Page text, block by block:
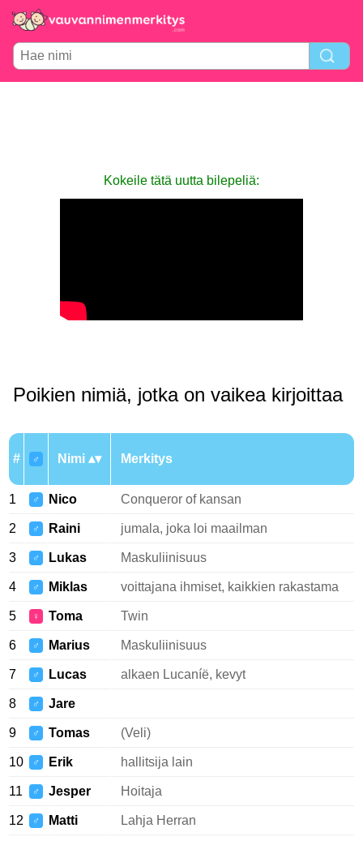
Kokeile tätä uutta bilepeliä:
Poikien nimiä, jotka on vaikea kirjoittaa
# ♂ Nimi Merkitys
1 ♂ Nico Conqueror of kansan
2 ♂ Raini jumala, joka loi maailman
3 ♂ Lukas Maskuliinisuus
4 ♂ Miklas voittajana ihmiset, kaikkien rakastama
5 ♀ Toma Twin
6 ♂ Marius Maskuliinisuus
7 ♂ Lucas alkaen Lucaníë, kevyt
8 ♂ Jare
9 ♂ Tomas (Veli)
10 ♂ Erik hallitsija lain
11 ♂ Jesper Hoitaja
12 ♂ Matti Lahja Herran